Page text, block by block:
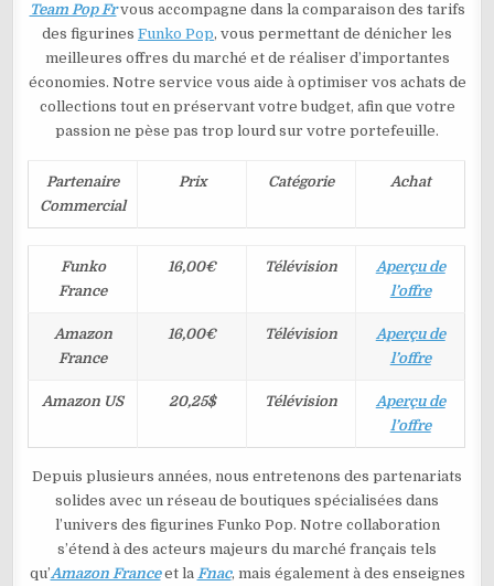
Team Pop Frvous accompagne dans la comparaison des tarifs
des figurines Funko Pop, vous permettant de dénicher les
meilleures offres du marché et de réaliser d’importantes
économies. Notre service vous aide à optimiser vos achats de
collections tout en préservant votre budget, afin que votre
passion ne pèse pas trop lourd sur votre portefeuille.
Partenaire
Commercial
Prix Catégorie Achat
Funko
France
16,00€ Télévision
Aperçu de
l’offre
Amazon
France
16,00€ Télévision
Aperçu de
l’offre
Amazon US 20,25$ Télévision
Aperçu de
l’offre
Depuis plusieurs années, nous entretenons des partenariats
solides avec un réseau de boutiques spécialisées dans
l’univers des figurines Funko Pop. Notre collaboration
s’étend à des acteurs majeurs du marché français tels
qu’Amazon Franceet la Fnac, mais également à des enseignes